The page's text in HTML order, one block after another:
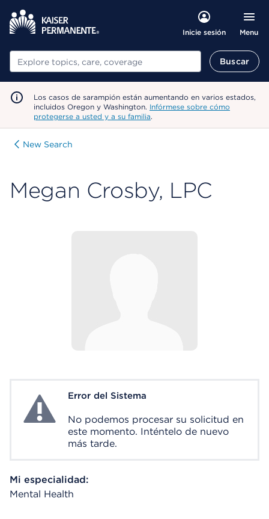
Inicie sesión Menu
Buscar Buscar
Los casos de sarampión están aumentando en varios estados,
incluidos Oregon y Washington. Infórmese sobre cómo
protegerse a usted y a su familia.
New Search
Megan Crosby, LPC
System ErrorError del Sistema
No podemos procesar su solicitud en
este momento. Inténtelo de nuevo
más tarde.
Mi especialidad:
Mental Health